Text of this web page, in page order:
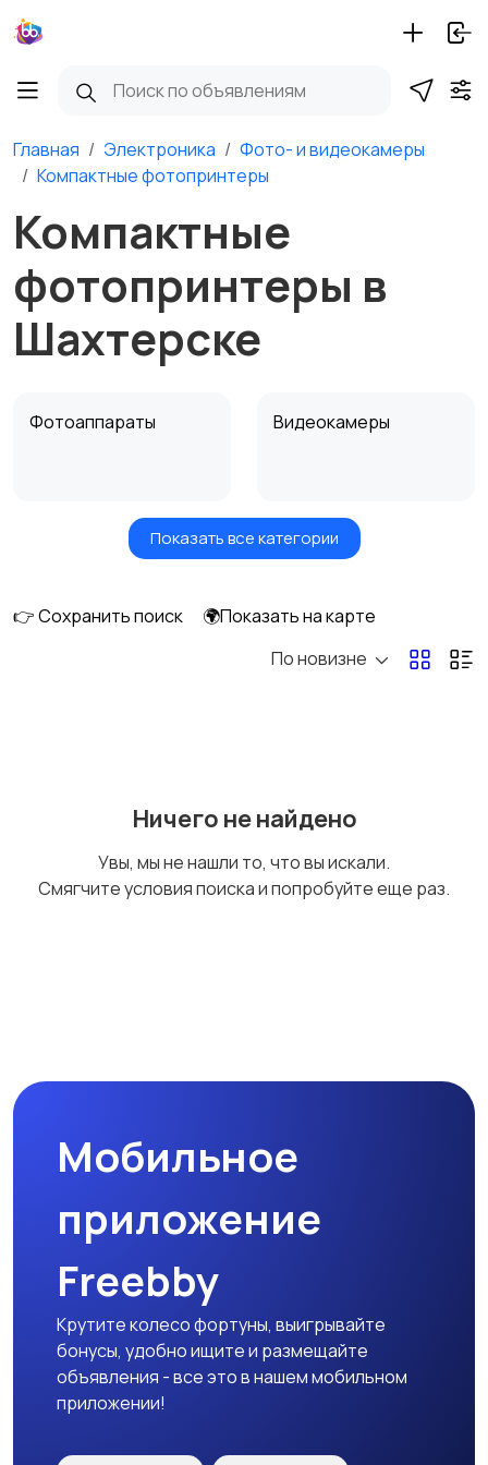
Главная Электроника
Фото- и видеокамеры
Компактные фотопринтеры
Компактные
фотопринтеры в
Шахтерске
Фотоаппараты Видеокамеры
Видеонаблюдение Объективы
Аксессуары
стабилизаторы
оборудование
Показать все категории
👉 Сохранить поиск
🌍Показать на карте
По новизне
Ничего не найдено
Увы, мы не нашли то, что вы искали.
Смягчите условия поиска и попробуйте еще раз.
Мобильное
приложение
Freebby
Крутите колесо фортуны, выигрывайте
бонусы, удобно ищите и размещайте
объявления - все это в нашем мобильном
приложении!